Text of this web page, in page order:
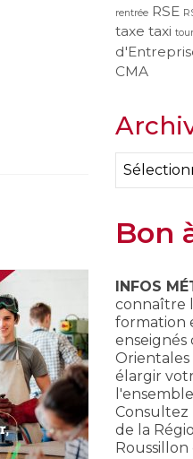
rentrée RSE
taxe taxi
CMA
Archives
Bon
INFOS
connaître
formation
enseignés
Orientales
élargir
Consultez
de la
Roussillon